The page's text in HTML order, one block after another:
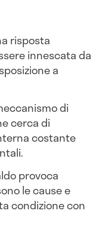
risposta
innescata da
a
di
cerca di
costante
provoca
le cause e
condizione con